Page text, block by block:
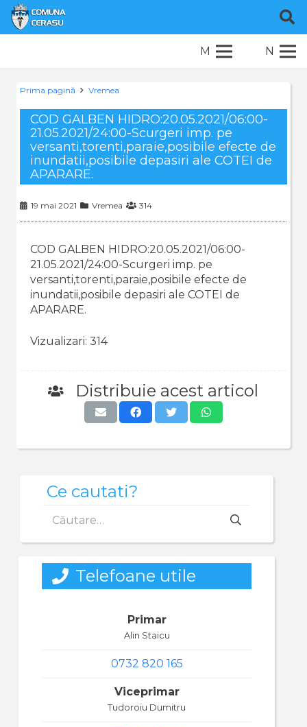
M N
Prima pagină Vremea
COD GALBEN HIDRO:20.05.2021/06:00-
21.05.2021/24:00-Scurgeri imp. pe
versanti,torenti,paraie,posibile efecte de
inundatii,posibile depasiri ale COTEI de
APARARE.
19 mai 2021 Vremea 314
COD GALBEN HIDRO:20.05.2021/06:00-
21.05.2021/24:00-Scurgeri imp. pe
versanti,torenti,paraie,posibile efecte de
inundatii,posibile depasiri ale COTEI de
APARARE.
Vizualizari: 314
Distribuie acest articol
Ce cautati?
după:
Telefoane utile
Primar
Alin Staicu
0732 820 165
Viceprimar
Tudoroiu Dumitru